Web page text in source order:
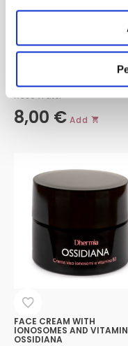
FACE MASK
Niacinamide, Hyaluronic
Opuntia Extract, and
Rose Water
8,00 € Add
FACE CREAM WITH
IONOSOMES AND
OSSIDIANA